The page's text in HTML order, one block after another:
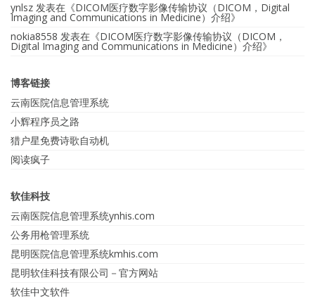
ynlsz 发表在《DICOM医疗数字影像传输协议（DICOM，Digital
Imaging and Communications in Medicine）介绍》
nokia8558 发表在《DICOM医疗数字影像传输协议（DICOM，
Digital Imaging and Communications in Medicine）介绍》
博客链接
云南医院信息管理系统
小辉程序员之路
猎户星免费诗歌自动机
阅读疯子
软佳科技
云南医院信息管理系统ynhis.com
公务用枪管理系统
昆明医院信息管理系统kmhis.com
昆明软佳科技有限公司－官方网站
软佳中文软件